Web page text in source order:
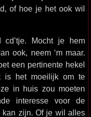
of hoe je het ook wil
cd’tje. Mocht je hem
ook, neem ‘m maar.
een pertinente hekel
is het moeilijk om te
in huis zou moeten
interesse voor de
kan zijn. Of je wil alles